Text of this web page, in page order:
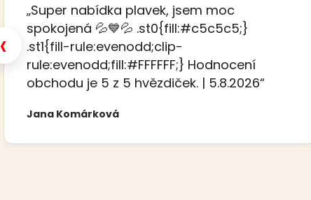
‹
„Super nabídka plavek, jsem moc
spokojená 💦💙💦 .st0{fill:#c5c5c5;}
.st1{fill-rule:evenodd;clip-
rule:evenodd;fill:#FFFFFF;} Hodnocení
obchodu je 5 z 5 hvězdiček. | 5.8.2026“
Jana Komárková